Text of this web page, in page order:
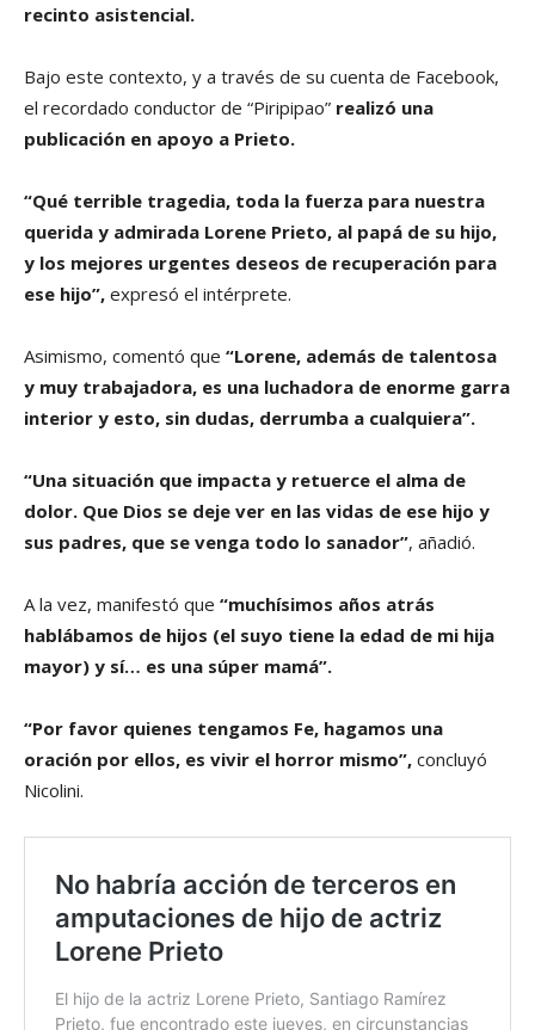
recinto asistencial.
Bajo este contexto, y a través de su cuenta de Facebook,
el recordado conductor de “Piripipao” realizó una
publicación en apoyo a Prieto.
“Qué terrible tragedia, toda la fuerza para nuestra
querida y admirada Lorene Prieto, al papá de su hijo,
y los mejores urgentes deseos de recuperación para
ese hijo”, expresó el intérprete.
Asimismo, comentó que “Lorene, además de talentosa
y muy trabajadora, es una luchadora de enorme garra
interior y esto, sin dudas, derrumba a cualquiera”.
“Una situación que impacta y retuerce el alma de
dolor. Que Dios se deje ver en las vidas de ese hijo y
sus padres, que se venga todo lo sanador”, añadió.
A la vez, manifestó que “muchísimos años atrás
hablábamos de hijos (el suyo tiene la edad de mi hija
mayor) y sí… es una súper mamá”.
“Por favor quienes tengamos Fe, hagamos una
oración por ellos, es vivir el horror mismo”, concluyó
Nicolini.